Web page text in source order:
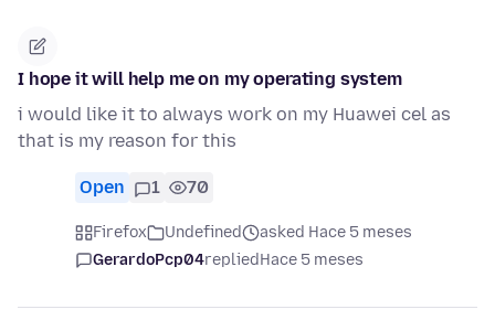
I hope it will help me on my operating system
i would like it to always work on my Huawei cel as
that is my reason for this
Open 1 70
Firefox Undefined
asked Hace 5 meses
GerardoPcp04repliedHace 5 meses